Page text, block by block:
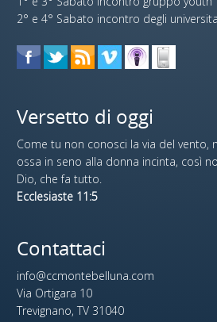
2° e 4° Sabato incontro degli
Versetto di oggi
Come tu non conosci la via del vento,
ossa in seno alla donna incinta, così
Dio, che fa tutto.
Ecclesiaste 11:5
Contattaci
info@ccmontebelluna.com
Via Ortigara 10
Trevignano, TV 31040